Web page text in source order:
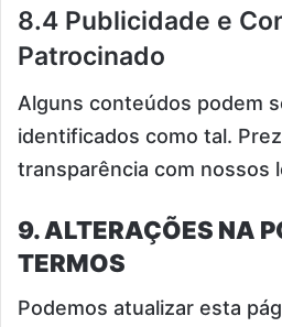
8.4 Publicidade e
Patrocinado
Alguns conteúdos podem
identificados como tal.
transparência com nossos
9. ALTERAÇÕES NA
TERMOS
Podemos atualizar esta